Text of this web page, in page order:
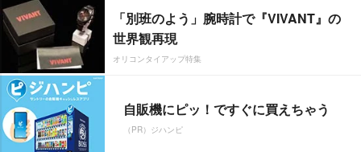
「別班のよう」腕時計で『VIVANT』の
世界観再現
オリコンタイアップ特集
自販機にピッ！ですぐに買えちゃう
（PR）ジハンピ